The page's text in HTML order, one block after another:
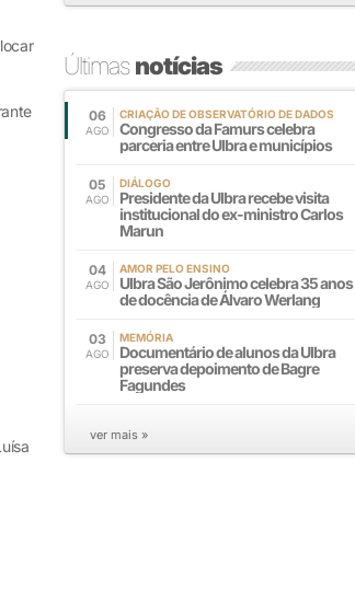
Últimasnotícias
06
AGO
CRIAÇÃO DE OBSERVATÓRIO DE DADOS
Congresso da Famurs celebra
parceria entre Ulbra e municípios
05
AGO
DIÁLOGO
Presidente da Ulbra recebe visita
institucional do ex-ministro Carlos
Marun
04
AGO
AMOR PELO ENSINO
Ulbra São Jerônimo celebra 35 anos
de docência de Álvaro Werlang
03
AGO
MEMÓRIA
Documentário de alunos da Ulbra
preserva depoimento de Bagre
Fagundes
ver mais »